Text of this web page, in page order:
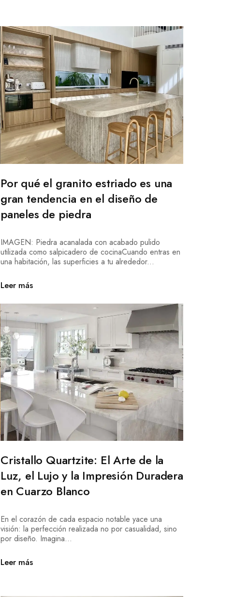
Por qué el granito estriado es una
gran tendencia en el diseño de
paneles de piedra
IMAGEN: Piedra acanalada con acabado pulido
utilizada como salpicadero de cocinaCuando entras en
una habitación, las superficies a tu alrededor...
Leer más
Cristallo Quartzite: El Arte de la
Luz, el Lujo y la Impresión Duradera
en Cuarzo Blanco
En el corazón de cada espacio notable yace una
visión: la perfección realizada no por casualidad, sino
por diseño. Imagina...
Leer más